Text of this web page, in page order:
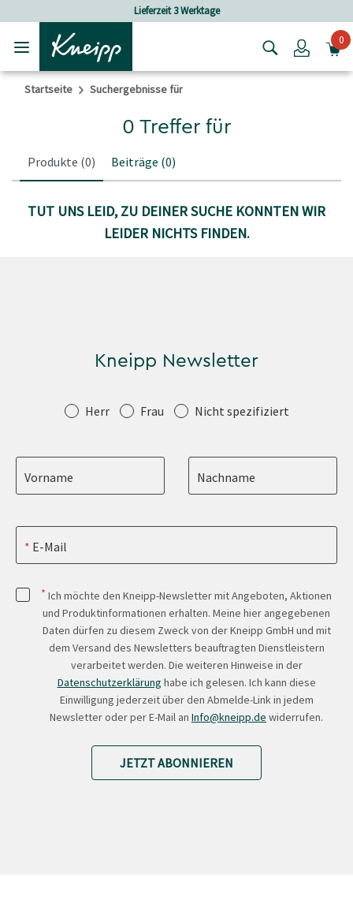
Lieferzeit 3 Werktage
Login0
Startseite Suchergebnisse für
0 Treffer für
Produkte (0) Beiträge (0)
TUT UNS LEID, ZU DEINER SUCHE KONNTEN WIR
LEIDER NICHTS FINDEN.
Kneipp Newsletter
Anrede Herr Frau Nicht spezifiziert
Vorname Nachname
E-Mail
* Ich möchte den Kneipp-Newsletter mit Angeboten, Aktionen
und Produktinformationen erhalten. Meine hier angegebenen
Daten dürfen zu diesem Zweck von der Kneipp GmbH und mit
dem Versand des Newsletters beauftragten Dienstleistern
verarbeitet werden. Die weiteren Hinweise in der
Datenschutzerklärung habe ich gelesen. Ich kann diese
Einwilligung jederzeit über den Abmelde-Link in jedem
Newsletter oder per E-Mail an Info@kneipp.de widerrufen.
JETZT ABONNIEREN